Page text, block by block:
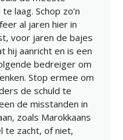
laag. Schop zo’n
al jaren hier in
voor jaren de bajes
hij aanricht en is een
bedreiger om
Stop ermee om
de schuld te
de misstanden in
zoals Marokkaans
te zacht, of niet,